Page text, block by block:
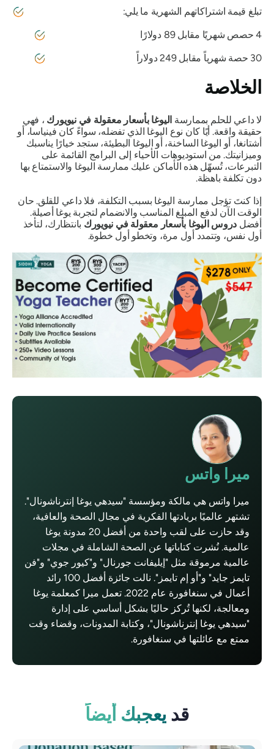
تبلغ قيمة اشتراكاتهم الشهرية ما يلي:
30 حصة شهرياً مقابل 249 دولاراً
الخلاصة
لا داعي للحلم بممارسةاليوغا بأسعار معقولة في نيويورك، فهي
حقيقة واقعة. أيًا كان نوع اليوغا الذي تفضله، سواءً كان فينياسا، أو
أشتانغا، أو اليوغا الساخنة، أو اليوغا البطيئة، ستجد خيارًا يناسبك
وميزانيتك. من استوديوهات الأحياء إلى البرامج القائمة على
التبرعات، تُسهّل هذه الأماكن عليك ممارسة اليوغا والاستمتاع بها
دون تكلفة باهظة.
إذا كنتَ تؤجل ممارسة اليوغا بسبب التكلفة، فلا داعي للقلق. حان
الوقت الآن لدفع المبلغ المناسب والانضمام لتجربة يوغا أصيلة.
أفضل دروس اليوغا بأسعار معقولة في نيويوركبانتظارك، لتأخذ
أول نفس، وتتمدد أول مرة، وتخطو أول خطوة.
ميرا واتس
ميرا واتس هي مالكة ومؤسسة "سيدهي يوغا إنترناشونال".
تشتهر عالميًا بريادتها الفكرية في مجال الصحة والعافية،
وقد حازت على لقب واحدة من أفضل 20 مدونة يوغا
عالمية. نُشرت كتاباتها عن الصحة الشاملة في مجلات
عالمية مرموقة مثل "إيليفانت جورنال" و"كيور جوي" و"فن
تايمز جايد" و"أو إم تايمز". نالت جائزة أفضل 100 رائد
أعمال في سنغافورة عام 2022. تعمل ميرا كمعلمة يوغا
ومعالجة، لكنها تُركز حاليًا بشكل أساسي على إدارة
"سيدهي يوغا إنترناشونال"، وكتابة المدونات، وقضاء وقت
ممتع مع عائلتها في سنغافورة.
قديعجبك أيضاً